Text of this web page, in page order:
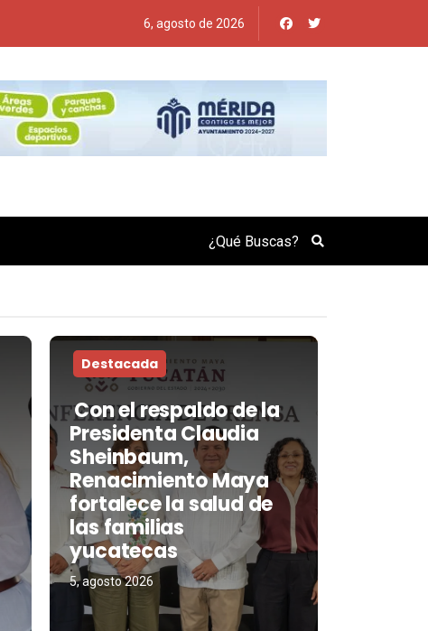
6, agosto de 2026
Search
Destacada
Con el respaldo de la
Presidenta Claudia
Sheinbaum,
Renacimiento Maya
fortalece la salud de
las familias
yucatecas
5, agosto 2026